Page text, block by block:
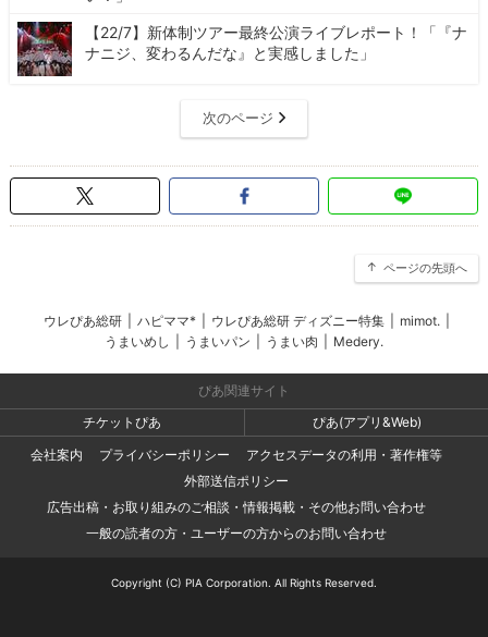
【22/7】新体制ツアー最終公演ライブレポート！「『ナ
ナニジ、変わるんだな』と実感しました」
次のページ
ページの先頭へ
ウレぴあ総研 ハピママ* ウレぴあ総研 ディズニー特集 mimot.
うまいめし
うまいパン うまい肉 Medery.
ぴあ関連サイト
チケットぴあ
ぴあ(アプリ&Web)
会社案内
プライバシーポリシー
アクセスデータの利用・著作権等
外部送信ポリシー
広告出稿・お取り組みのご相談・情報掲載・その他お問い合わせ
一般の読者の方・ユーザーの方からのお問い合わせ
Copyright (C) PIA Corporation. All Rights Reserved.